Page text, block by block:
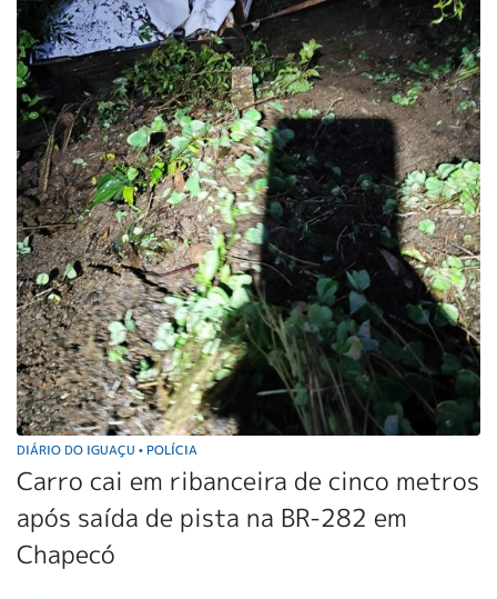
DIÁRIO DO IGUAÇU • POLÍCIA
Carro cai em ribanceira de cinco metros
após saída de pista na BR-282 em
Chapecó